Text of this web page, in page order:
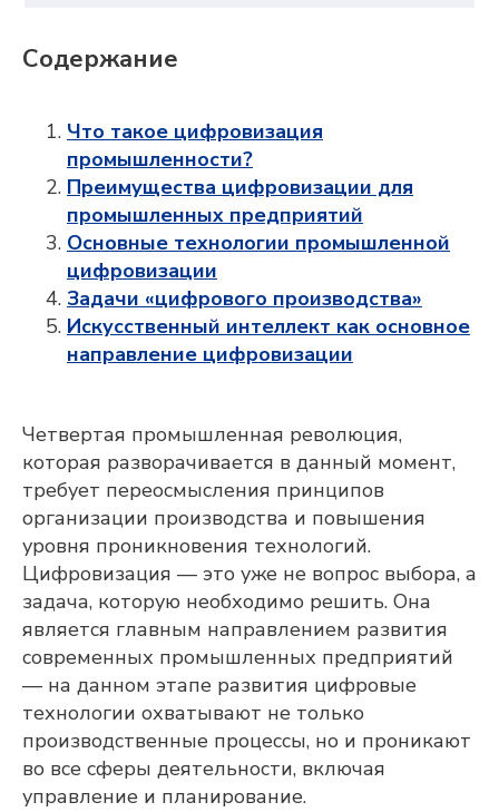
Содержание
Что такое цифровизация
промышленности?
Преимущества цифровизации для
промышленных предприятий
Основные технологии промышленной
цифровизации
Задачи «цифрового производства»
Искусственный интеллект как основное
направление цифровизации
Четвертая промышленная революция,
которая разворачивается в данный момент,
требует переосмысления принципов
организации производства и повышения
уровня проникновения технологий.
Цифровизация — это уже не вопрос выбора, а
задача, которую необходимо решить. Она
является главным направлением развития
современных промышленных предприятий
— на данном этапе развития цифровые
технологии охватывают не только
производственные процессы, но и проникают
во все сферы деятельности, включая
управление и планирование.